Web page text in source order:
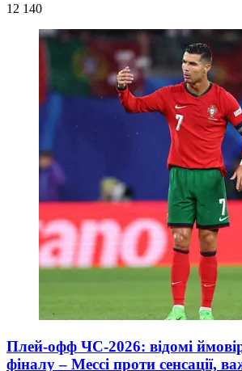
12 140
Плей-офф ЧС-2026: відомі
фіналу – Мессі проти сенсації,